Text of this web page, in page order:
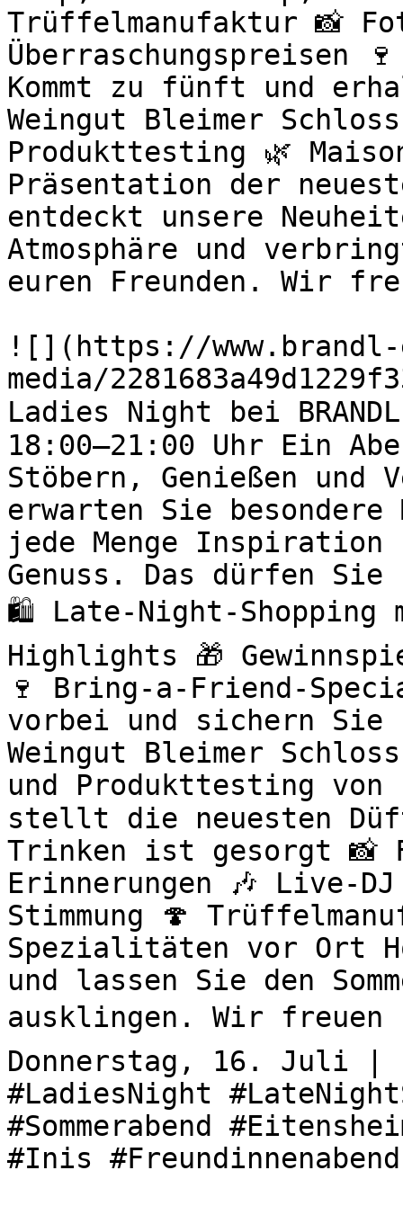
Trüffelmanufaktur 📸
Überraschungspreisen
Kommt zu fünft und
Weingut Bleimer
Produkttesting 🌿
Präsentation der
entdeckt unsere
Atmosphäre und
euren Freunden. Wir
![](https://
media/
Ladies Night bei
18:00–21:00 Uhr Ein
Stöbern, Genießen und
erwarten Sie besondere
jede Menge
Genuss. Das dürfen
🛍️ Late-Night-
Highlights 🎁
🍷 Bring-a-Friend-
vorbei und sichern Sie
Weingut Bleimer
und Produkttesting
stellt die neuesten
Trinken ist gesorgt 📸
Erinnerungen 🎶
Stimmung 🍄
Spezialitäten vor Ort
und lassen Sie den
ausklingen. Wir freuen
Donnerstag, 16. Juli |
#LadiesNight
#Sommerabend
#Inis